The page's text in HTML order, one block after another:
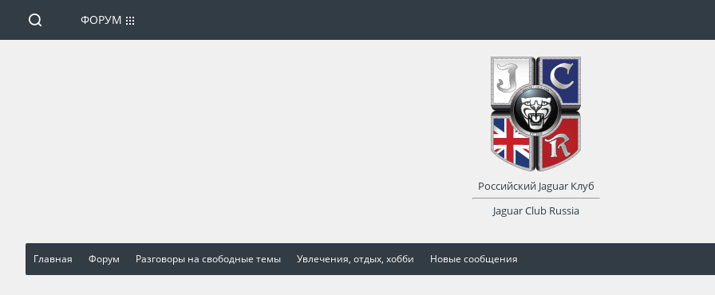
Главная Форум Разговоры на свободные темы Увлечения, отдых, хобби Новые сообщения
ФОРУМ
Российский Jaguar Клуб
Jaguar Club Russia